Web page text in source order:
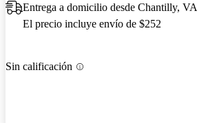
Entrega a domicilio desde Chantilly, VA
El precio incluye envío de $252
Sin calificación